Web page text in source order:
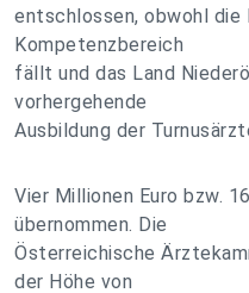
entschlossen, obwohl die
Kompetenzbereich
fällt und das Land
vorhergehende
Ausbildung der
Vier Millionen Euro bzw.
übernommen. Die
Österreichische
der Höhe von